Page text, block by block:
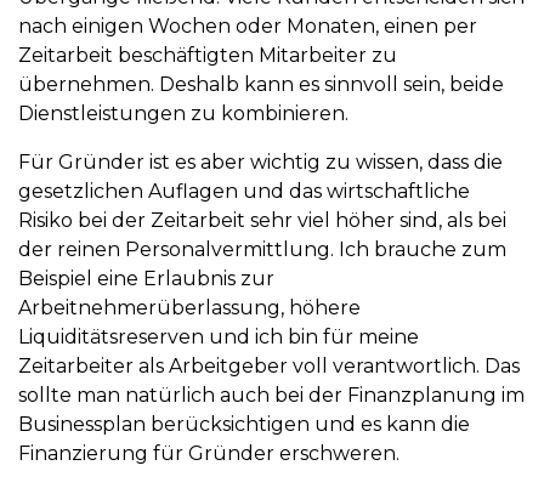
nach einigen Wochen oder Monaten, einen per
Zeitarbeit beschäftigten Mitarbeiter zu
übernehmen. Deshalb kann es sinnvoll sein, beide
Dienstleistungen zu kombinieren.
Für Gründer ist es aber wichtig zu wissen, dass die
gesetzlichen Auflagen und das wirtschaftliche
Risiko bei der Zeitarbeit sehr viel höher sind, als bei
der reinen Personalvermittlung. Ich brauche zum
Beispiel eine Erlaubnis zur
Arbeitnehmerüberlassung, höhere
Liquiditätsreserven und ich bin für meine
Zeitarbeiter als Arbeitgeber voll verantwortlich. Das
sollte man natürlich auch bei der Finanzplanung im
Businessplan berücksichtigen und es kann die
Finanzierung für Gründer erschweren.